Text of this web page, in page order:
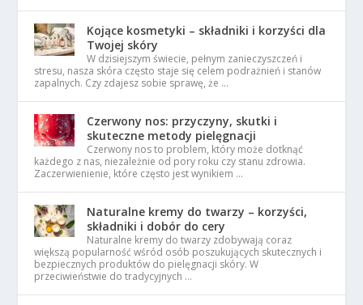
Kojące kosmetyki – składniki i korzyści dla
Twojej skóry
W dzisiejszym świecie, pełnym zanieczyszczeń i
stresu, nasza skóra często staje się celem podrażnień i stanów
zapalnych. Czy zdajesz sobie sprawę, że …
Czerwony nos: przyczyny, skutki i
skuteczne metody pielęgnacji
Czerwony nos to problem, który może dotknąć
każdego z nas, niezależnie od pory roku czy stanu zdrowia.
Zaczerwienienie, które często jest wynikiem …
Naturalne kremy do twarzy – korzyści,
składniki i dobór do cery
Naturalne kremy do twarzy zdobywają coraz
większą popularność wśród osób poszukujących skutecznych i
bezpiecznych produktów do pielęgnacji skóry. W
przeciwieństwie do tradycyjnych …